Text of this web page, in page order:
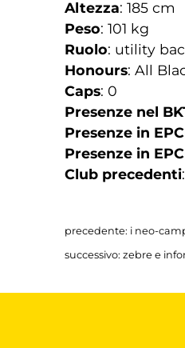
Altezza: 185 cm
Peso: 101 kg
Ruolo: utility
Honours: All
Caps: 0
Presenze nel
Presenze in
Presenze in
Club precedenti
precedente: i neo-
successivo: zebre e